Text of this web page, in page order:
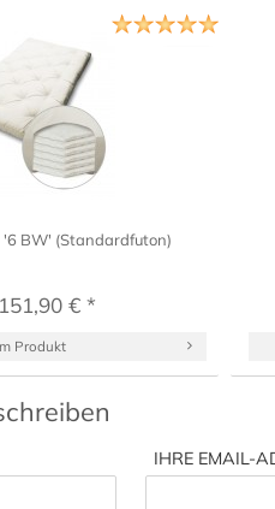
BW' (Standardfuton)
€ *
Produkt
IHRE EMAIL-